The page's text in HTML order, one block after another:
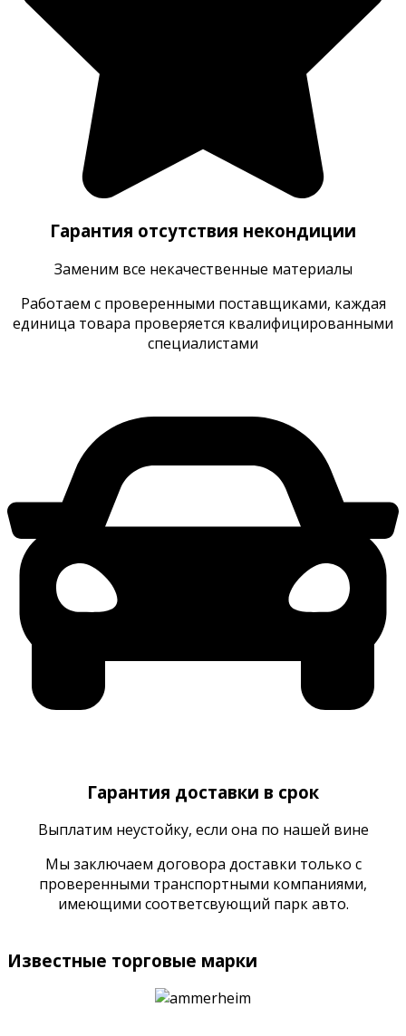
Гарантия отсутствия некондиции
Заменим все некачественные материалы
Работаем с проверенными поставщиками, каждая
единица товара проверяется квалифицированными
специалистами
Гарантия доставки в срок
Выплатим неустойку, если она по нашей вине
Мы заключаем договора доставки только с
проверенными транспортными компаниями,
имеющими соответсвующий парк авто.
Известные торговые марки